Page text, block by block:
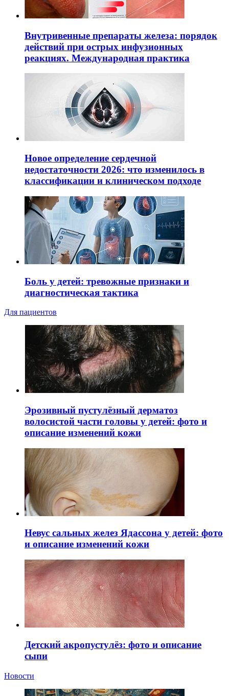
Внутривенные препараты железа: порядок
действий при острых инфузионных
реакциях. Международная практика
Новое определение сердечной
недостаточности 2026: что изменилось в
классификации и клиническом подходе
Боль у детей: тревожные признаки и
диагностическая тактика
Для пациентов
Эрозивный пустулёзный дерматоз
волосистой части головы у детей: фото и
описание изменений кожи
Невус сальных желез Ядассона у детей: фото
и описание изменений кожи
Детский акропустулёз: фото и описание
сыпи
Новости